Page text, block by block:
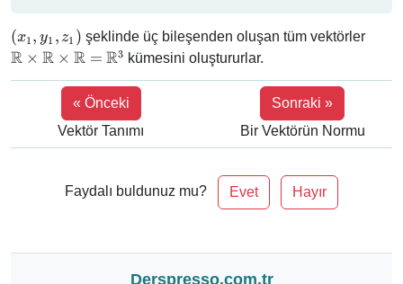
6 & 8 & 10
\end{pmatrix}
(x_1,
y_1,
(x1 , y1 , z1 ) şeklinde üç bileşenden oluşan tüm vektörler
R × R × R = R3 kümesini oluştururlar.
« Önceki
Vektör Tanımı
Sonraki »
Bir Vektörün Normu
Faydalı buldunuz mu? Evet Hayır
Derspresso.com.tr